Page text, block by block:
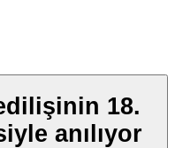
18.
anılıyor